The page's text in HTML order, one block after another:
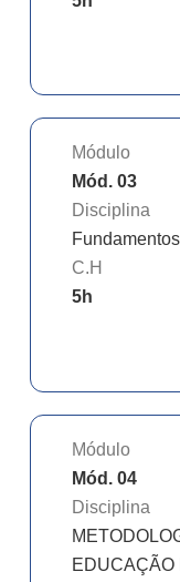
Módulo
Mód. 03
Disciplina
C.H
5h
Módulo
Mód. 04
Disciplina
EDUCAÇÃO